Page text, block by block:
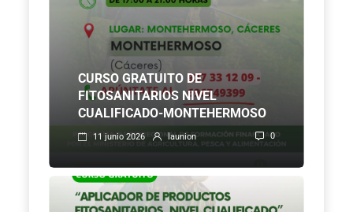
CURSO GRATUITO DE
FITOSANITARIOS NIVEL
CUALIFICADO-MONTEHERMOSO
11 junio 2026 launion 0